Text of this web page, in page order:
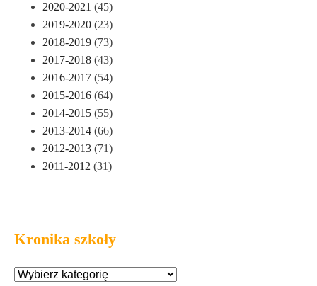
2020-2021 (45)
2019-2020 (23)
2018-2019 (73)
2017-2018 (43)
2016-2017 (54)
2015-2016 (64)
2014-2015 (55)
2013-2014 (66)
2012-2013 (71)
2011-2012 (31)
Kronika szkoły